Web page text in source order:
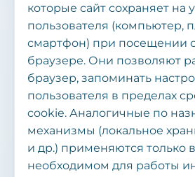
которые сайт сохраняет на
пользователя (компьютер,
смартфон) при посещении
браузере. Они позволяют
браузер, запоминать
пользователя в пределах
cookie. Аналогичные по
механизмы (локальное
и др.) применяются только
необходимом для работы